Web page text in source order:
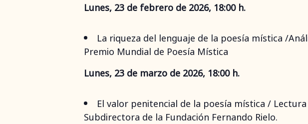
Lunes, 23 de febrero de 2026, 18:00 h.
La riqueza del lenguaje de la poesía mística /
Premio Mundial de Poesía Mística
Lunes, 23 de marzo de 2026, 18:00 h.
El valor penitencial de la poesía mística /
Subdirectora de la Fundación Fernando Rielo.